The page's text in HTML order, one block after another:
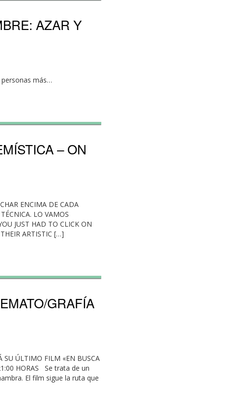
AZAR Y
personas más…
– ON
ENCIMA DE CADA
LO VAMOS
JUST HAD TO CLICK ON
ARTISTIC […]
GRAFÍA
SU ÚLTIMO FILM «EN BUSCA
HORAS Se trata de un
El film sigue la ruta que